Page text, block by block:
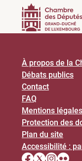
À propos de la
Débats publics
Contact
FAQ
Mentions légales
Protection des
Plan du site
Accessibilité :